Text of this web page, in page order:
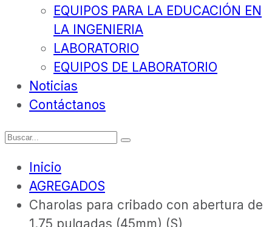
EQUIPOS PARA LA EDUCACIÓN EN
LA INGENIERIA
LABORATORIO
EQUIPOS DE LABORATORIO
Noticias
Contáctanos
Inicio
AGREGADOS
Charolas para cribado con abertura de
1.75 pulgadas (45mm) (S)